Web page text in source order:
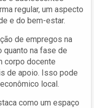
regular, um aspecto
e do bem-estar.
de empregos na
quanto na fase de
corpo docente
de apoio. Isso pode
local.
como um espaço